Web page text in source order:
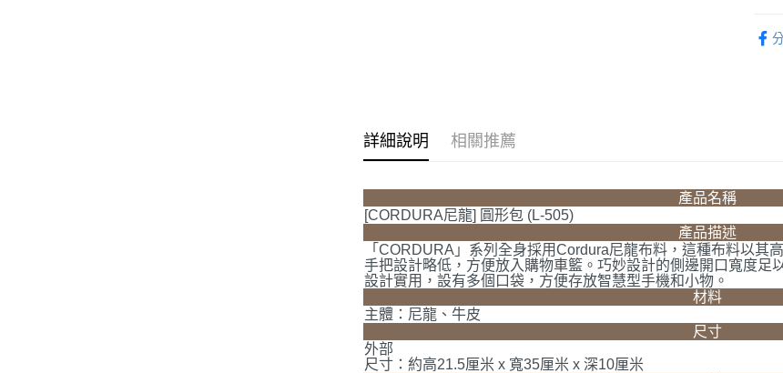
付款
7-11
每筆
付款
詳細說明 相關推薦
產品名稱
[CORDURA尼龍] 圓形包 (L-505)
產品描述
「CORDURA」系列全身採用Cordura尼龍布料，這種布料以其
手把設計略低，方便放入購物車籃。巧妙設計的側邊開口寬度足
設計實用，設有多個口袋，方便存放智慧型手機和小物。
材料
主體：尼龍、牛皮
尺寸
外部
尺寸：約高21.5厘米 x 寬35厘米 x 深10厘米